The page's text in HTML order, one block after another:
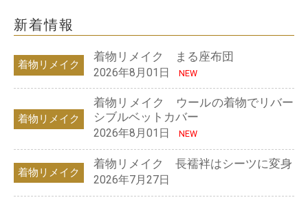
新着情報
着物リメイク
着物リメイク まる座布団
2026年8月01日
NEW
着物リメイク
着物リメイク ウールの着物でリバー
シブルベットカバー
2026年8月01日
NEW
着物リメイク
着物リメイク 長襦袢はシーツに変身
2026年7月27日